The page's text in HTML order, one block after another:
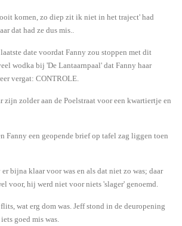
komen, zo diep zit ik niet in het traject' had
dat had ze dus mis..
date voordat Fanny zou stoppen met dit
wodka bij 'De Lantaarnpaal' dat Fanny haar
vergat: CONTROLE.
zijn zolder aan de Poelstraat voor een kwartiertje en
Fanny een geopende brief op tafel zag liggen toen
bijna klaar voor was en als dat niet zo was; daar
voor, hij werd niet voor niets 'slager' genoemd.
wat erg dom was. Jeff stond in de deuropening
goed mis was.